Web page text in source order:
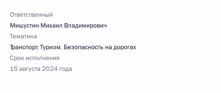
Ответственный
Мишустин Михаил Владимирович
Тематика
Транспорт,Туризм, Безопасность на дорогах
Срок исполнения
15 августа 2024 года